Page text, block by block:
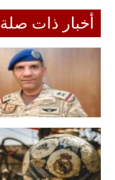
أخبار ذات صلة